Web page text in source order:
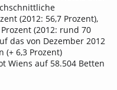
(2012: 56,7 Prozent),
(2012: rund 70
das von Dezember 2012
(+ 6,3 Prozent)
Wiens auf 58.504 Betten